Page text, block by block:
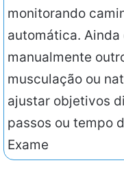
monitorando
automática.
manualmente
musculação ou
ajustar objetivos
passos ou tempo
Exame